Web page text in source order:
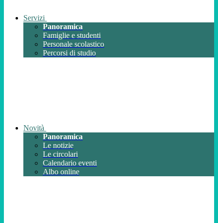
Servizi
Panoramica
Famiglie e studenti
Personale scolastico
Percorsi di studio
Novità
Panoramica
Le notizie
Le circolari
Calendario eventi
Albo online